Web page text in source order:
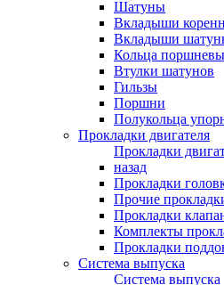
Шатуны
Вкладыши
Вкладыши
Кольца
Втулки шатунов
Гильзы
Поршни
Полукольца
Прокладки двигателя
Прокладки
назад
Прокладки
Прочие
Прокладки
Комплекты
Прокладки
Система выпуска
Система выпуска